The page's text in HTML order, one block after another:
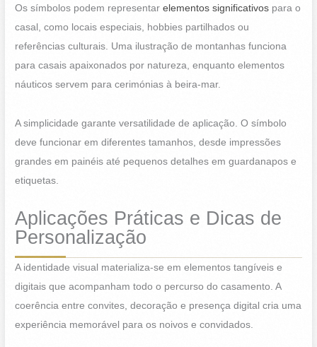
Os símbolos podem representarelementos significativos para o
casal, como locais especiais, hobbies partilhados ou
referências culturais. Uma ilustração de montanhas funciona
para casais apaixonados por natureza, enquanto elementos
náuticos servem para cerimónias à beira-mar.
A simplicidade garante versatilidade de aplicação. O símbolo
deve funcionar em diferentes tamanhos, desde impressões
grandes em painéis até pequenos detalhes em guardanapos e
etiquetas.
Aplicações Práticas e Dicas de
Personalização
A identidade visual materializa-se em elementos tangíveis e
digitais que acompanham todo o percurso do casamento. A
coerência entre convites, decoração e presença digital cria uma
experiência memorável para os noivos e convidados.